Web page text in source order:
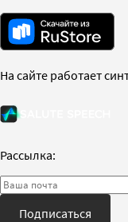
На сайте работает
Рассылка:
Подписаться